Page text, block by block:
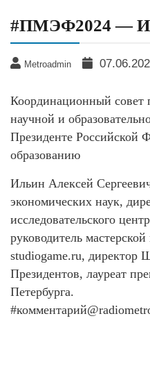
#ПМЭФ2024 —
Metroadmin
Координационный совет
научной и
Президенте Российской
образованию
Ильин Алексей
экономических наук,
исследовательского
руководитель
studiogame.ru, директор
Президентов, лауреат
Петербурга.